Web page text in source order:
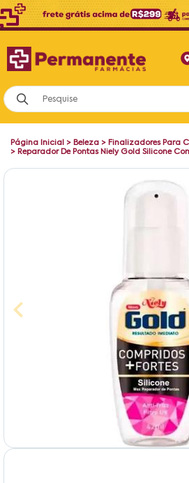
Página Inicial > Beleza > Finalizadores Para
> Reparador De Pontas Niely Gold Silicone